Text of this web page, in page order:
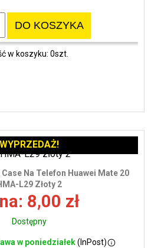
DO KOSZYKA
w koszyku: 0szt.
Na Telefon Huawei Mate 20
L29 Złoty 2
8,00 zł
Dostępny
w poniedziałek(InPost)
WYPRZEDAŻ!